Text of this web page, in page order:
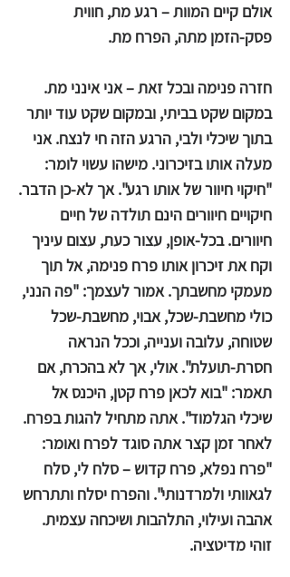
אולם קיים המוות – רגע מת, חווית
פסק-הזמן מתה, הפרח מת.
חזרה פנימה ובכל זאת – אני אינני מת.
במקום שקט בביתי, ובמקום שקט עוד יותר
בתוך שיכלי ולבי, הרגע הזה חי לנצח. אני
מעלה אותו בזיכרוני. מישהו עשוי לומר:
"חיקוי חיוור של אותו רגע". אך לא-כן הדבר.
חיקויים חיוורים הינם תולדה של חיים
חיוורים. בכל-אופן, עצור כעת, עצום עיניך
וקח את זיכרון אותו פרח פנימה, אל תוך
מעמקי מחשבתך. אמור לעצמך: "פה הנני,
כולי מחשבת-שכל, אבוי, מחשבת-שכל
שטוחה, עלובה וענייה, וככל הנראה
חסרת-תועלת". אולי, אך לא בהכרח, אם
תאמר: "בוא לכאן פרח קטן, היכנס אל
שיכלי הגלמוד". אתה מתחיל להגות בפרח.
לאחר זמן קצר אתה סוגד לפרח ואומר:
"פרח נפלא, פרח קדוש – סלח לי, סלח
לגאוותי ולמרדנותי". והפרח יסלח ותתרחש
אהבה ועילוי, התלהבות ושיכחה עצמית.
זוהי מדיטציה.